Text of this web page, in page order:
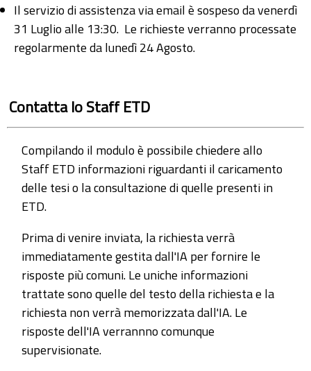
Il servizio di assistenza via email è sospeso da venerdì
31 Luglio alle 13:30. Le richieste verranno processate
regolarmente da lunedì 24 Agosto.
Contatta lo Staff ETD
Compilando il modulo è possibile chiedere allo
Staff ETD informazioni riguardanti il caricamento
delle tesi o la consultazione di quelle presenti in
ETD.
Prima di venire inviata, la richiesta verrà
immediatamente gestita dall'IA per fornire le
risposte più comuni. Le uniche informazioni
trattate sono quelle del testo della richiesta e la
richiesta non verrà memorizzata dall'IA. Le
risposte dell'IA verrannno comunque
supervisionate.